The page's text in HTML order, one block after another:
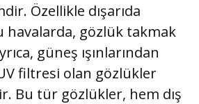
Özellikle dışarıda
havalarda, gözlük takmak
güneş ışınlarından
filtresi olan gözlükler
Bu tür gözlükler, hem dış